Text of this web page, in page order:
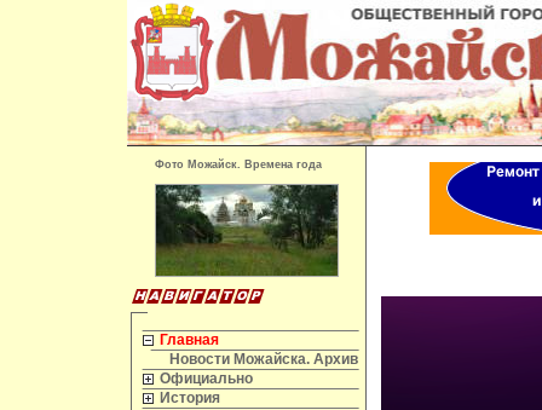
Фото Можайск. Времена года
Главная
Новости Можайска. Архив
Официально
История